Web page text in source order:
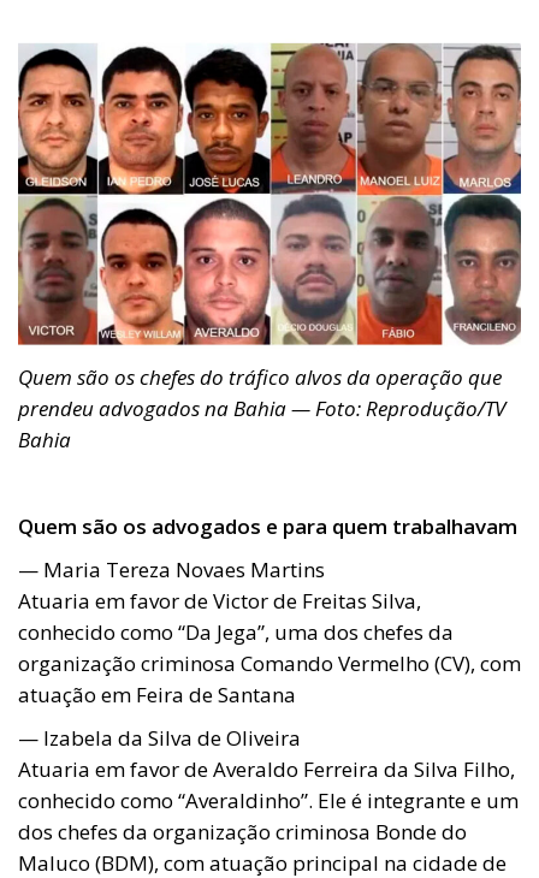
Quem são os chefes do tráfico alvos da operação que
prendeu advogados na Bahia — Foto: Reprodução/TV
Bahia
Quem são os advogados e para quem trabalhavam
— Maria Tereza Novaes Martins
Atuaria em favor de Victor de Freitas Silva,
conhecido como “Da Jega”, uma dos chefes da
organização criminosa Comando Vermelho (CV), com
atuação em Feira de Santana
— Izabela da Silva de Oliveira
Atuaria em favor de Averaldo Ferreira da Silva Filho,
conhecido como “Averaldinho”. Ele é integrante e um
dos chefes da organização criminosa Bonde do
Maluco (BDM), com atuação principal na cidade de